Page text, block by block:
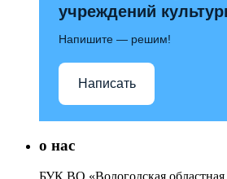
учреждений
Напишите — решим!
Написать
о нас